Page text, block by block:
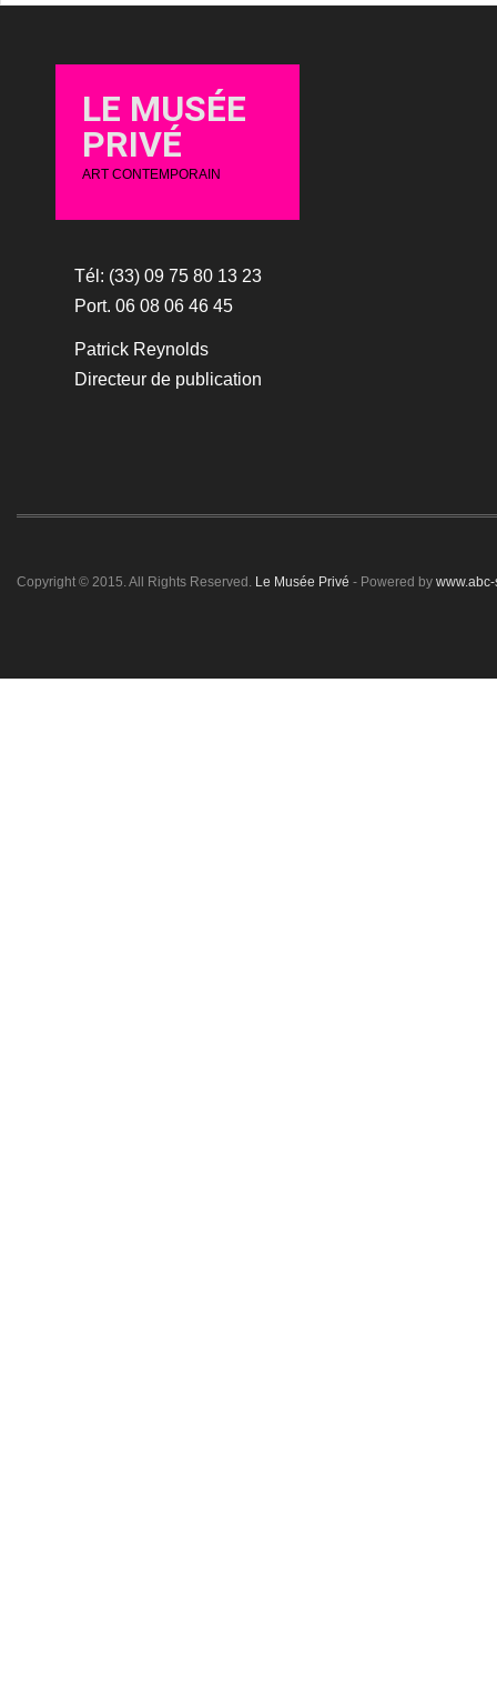
LE MUSÉE
PRIVÉ
ART CONTEMPORAIN
Tél: (33) 09 75 80 13 23
Port. 06 08 06 46 45
Patrick Reynolds
Directeur de publication
Copyright © 2015. All Rights Reserved. Le Musée Privé - Powered by